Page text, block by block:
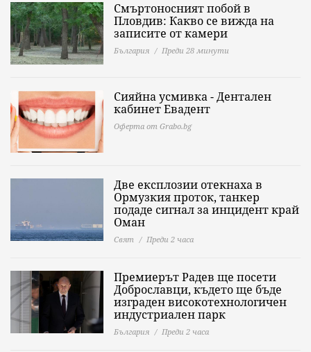
Смъртоносният побой в
Пловдив: Какво се вижда на
записите от камери
България Преди 28 минути
Сияйна усмивка - Дентален
кабинет Евадент
Оферта от Grabo.bg
Две експлозии отекнаха в
Ормузкия проток, танкер
подаде сигнал за инцидент край
Оман
Свят Преди 2 часа
Премиерът Радев ще посети
Доброславци, където ще бъде
изграден високотехнологичен
индустриален парк
България Преди 2 часа